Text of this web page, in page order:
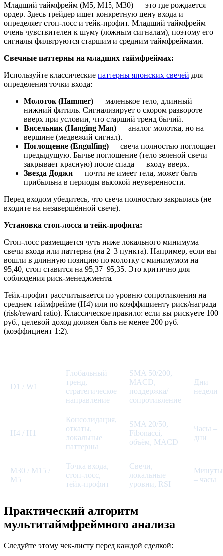
Младший таймфрейм (M5, M15, M30) — это где рождается
ордер. Здесь трейдер ищет конкретную цену входа и
определяет стоп-лосс и тейк-профит. Младший таймфрейм
очень чувствителен к шуму (ложным сигналам), поэтому его
сигналы фильтруются старшим и средним таймфреймами.
Свечные паттерны на младших таймфреймах:
Используйте классические паттерны японских свечей для
определения точки входа:
Молоток (Hammer) — маленькое тело, длинный
нижний фитиль. Сигнализирует о скором развороте
вверх при условии, что старший тренд бычий.
Висельник (Hanging Man) — аналог молотка, но на
вершине (медвежий сигнал).
Поглощение (Engulfing) — свеча полностью поглощает
предыдущую. Бычье поглощение (тело зеленой свечи
закрывает красную) после спада — входу вверх.
Звезда Доджи — почти не имеет тела, может быть
прибыльна в периоды высокой неуверенности.
Перед входом убедитесь, что свеча полностью закрылась (не
входите на незавершённой свече).
Установка стоп-лосса и тейк-профита:
Стоп-лосс размещается чуть ниже локального минимума
свечи входа или паттерна (на 2–3 пункта). Например, если вы
вошли в длинную позицию по молотку с минимумом на
95,40, стоп ставится на 95,37–95,35. Это критично для
соблюдения риск-менеджмента.
Тейк-профит рассчитывается по уровню сопротивления на
среднем таймфрейме (H4) или по коэффициенту риск/награда
(risk/reward ratio). Классическое правило: если вы рискуете 100
руб., целевой доход должен быть не менее 200 руб.
(коэффициент 1:2).
D1 / W1
Глобальный
тренд,
стратегическое
направление
SMA 50/200,
MACD,
поддержка/
сопротивление
Дни –
недели
H4 / H1
Консолидация,
откаты,
локальные
паттерны
SMA 20/50,
Fibonacci,
объём, MACD
Часы –
дни
M30 / M15 /
M5
Точка входа,
стоп-лосс,
тейк-профит
Свечи,
локальные
уровни, RSI
Минуты
– часы
Практический алгоритм
мультитаймфреймного анализа
Следуйте этому чек-листу перед каждой сделкой: